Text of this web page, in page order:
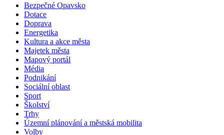
Bezpečné Opavsko
Dotace
Doprava
Energetika
Kultura a akce města
Majetek města
Mapový portál
Média
Podnikání
Sociální oblast
Sport
Školství
Trhy
Územní plánování a městská mobilita
Volby